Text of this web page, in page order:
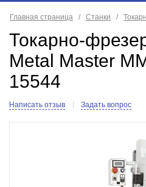
Главная страница Станки
Токарно-
Metal Master
15544
Написать отзыв Задать вопрос